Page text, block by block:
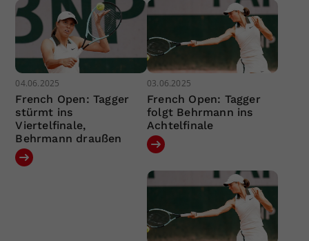
04.06.2025
French Open: Tagger
stürmt ins
Viertelfinale,
Behrmann draußen
03.06.2025
French Open: Tagger
folgt Behrmann ins
Achtelfinale